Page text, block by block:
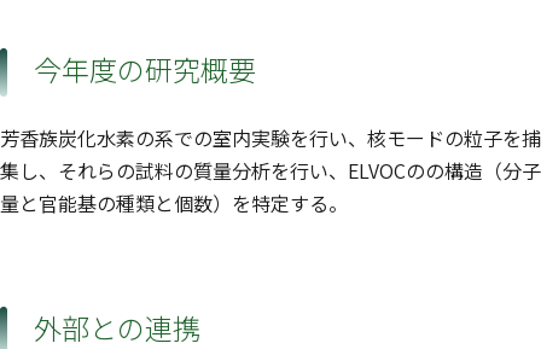
今年度の研究概要
芳香族炭化水素の系での室内実験を行い、核モードの粒子を捕
集し、それらの試料の質量分析を行い、ELVOCのの構造（分子
量と官能基の種類と個数）を特定する。
外部との連携